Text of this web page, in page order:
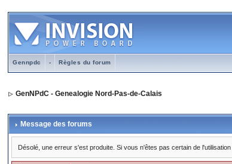
Gennpdc - Règles du forum
GenNPdC - Genealogie Nord-Pas-de-Calais
Message des forums
Désolé, une erreur s'est produite. Si vous n'êtes pas certain de